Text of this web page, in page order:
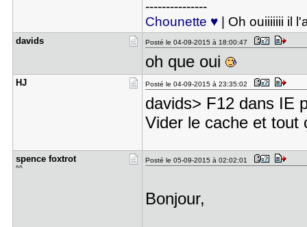
---------------
Chounette ♥| Oh ouiiiiiii il
davids Posté le 04-09-2015 à 18:00:47
oh que oui
HJ Posté le 04-09-2015 à 23:35:02
davids> F12 dans IE
Vider le cache et tout
spence fox​trot
^^
Posté le 05-09-2015 à 02:02:01
Bonjour,